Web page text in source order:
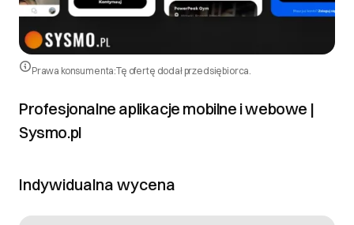
Prawa konsumenta:Tę ofertę dodał przedsiębiorca.
Profesjonalne aplikacje mobilne i webowe |
Sysmo.pl
Indywidualna wycena